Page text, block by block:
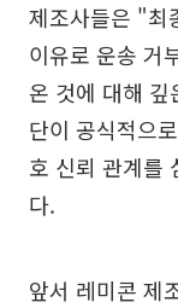
제조사들은 "최
이유로 운송 거
온 것에 대해
단이 공식적으
호 신뢰 관계를
다.
앞서 레미콘 제